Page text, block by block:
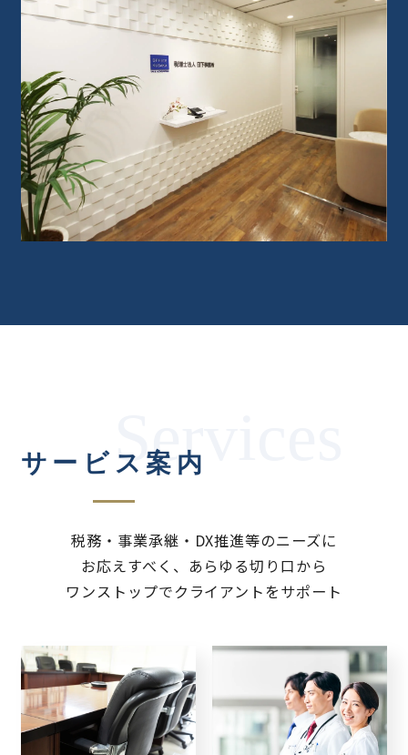
サービス案内
税務・事業承継・DX推進等のニーズに
お応えすべく、 あらゆる切り口から
ワンストップでクライアントをサポート